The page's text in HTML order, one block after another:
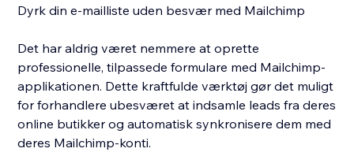
Dyrk din e-mailliste uden besvær med Mailchimp
Det har aldrig været nemmere at oprette
professionelle, tilpassede formulare med Mailchimp-
applikationen. Dette kraftfulde værktøj gør det muligt
for forhandlere ubesværet at indsamle leads fra deres
online butikker og automatisk synkronisere dem med
deres Mailchimp-konti.